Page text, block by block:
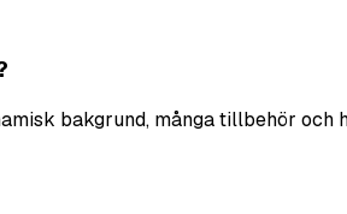
bakgrund, många tillbehör och